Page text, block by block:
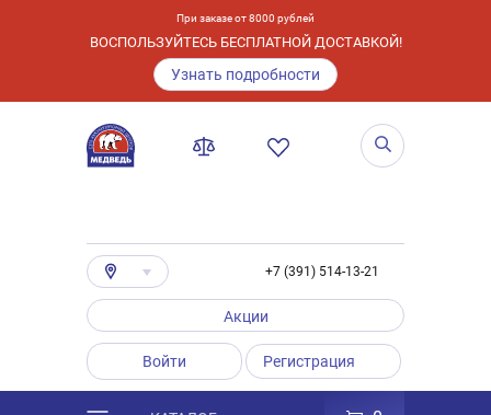
При заказе от 8000 рублей
ВОСПОЛЬЗУЙТЕСЬ БЕСПЛАТНОЙ ДОСТАВКОЙ!
Узнать подробности
+7 (391) 514-13-21
Акции
Войти Регистрация